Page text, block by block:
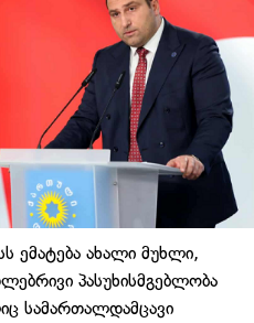
ემატება ახალი მუხლი,
პასუხისმგებლობა
სამართალდამცავი